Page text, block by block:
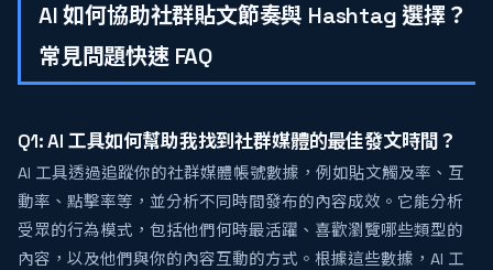
AI 如何協助社群貼文節奏與 Hashtag 選擇？
常見問題快速 FAQ
Q1: AI 工具如何幫助我找到社群媒體的最佳發文時間？
AI 工具透過追蹤你的社群媒體帳號數據，例如貼文觸及率、互
動率、點擊率等，並分析不同時間發布的內容成效。它能分析
受眾的行為模式，包括他們何時最活躍、喜歡瀏覽哪些類型的
內容，以及他們與你的內容互動的方式。根據這些數據，AI 工